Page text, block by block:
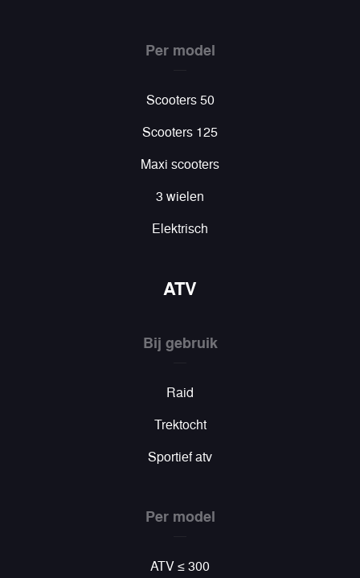
Per model
Scooters 50
Scooters 125
Maxi scooters
3 wielen
Elektrisch
ATV
Bij gebruik
Raid
Trektocht
Sportief atv
Per model
ATV ≤ 300